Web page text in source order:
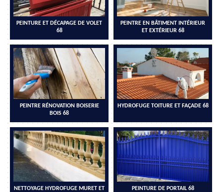
PEINTURE ET DÉCAPAGE DE VOLET
68
PEINTRE EN BÂTIMENT INTÉRIEUR
ET EXTÉRIEUR 68
PEINTRE RÉNOVATION BOISERIE
BOIS 68
HYDROFUGE TOITURE ET FAÇADE 68
NETTOYAGE HYDROFUGE MURET ET
PEINTURE DE PORTAIL 68